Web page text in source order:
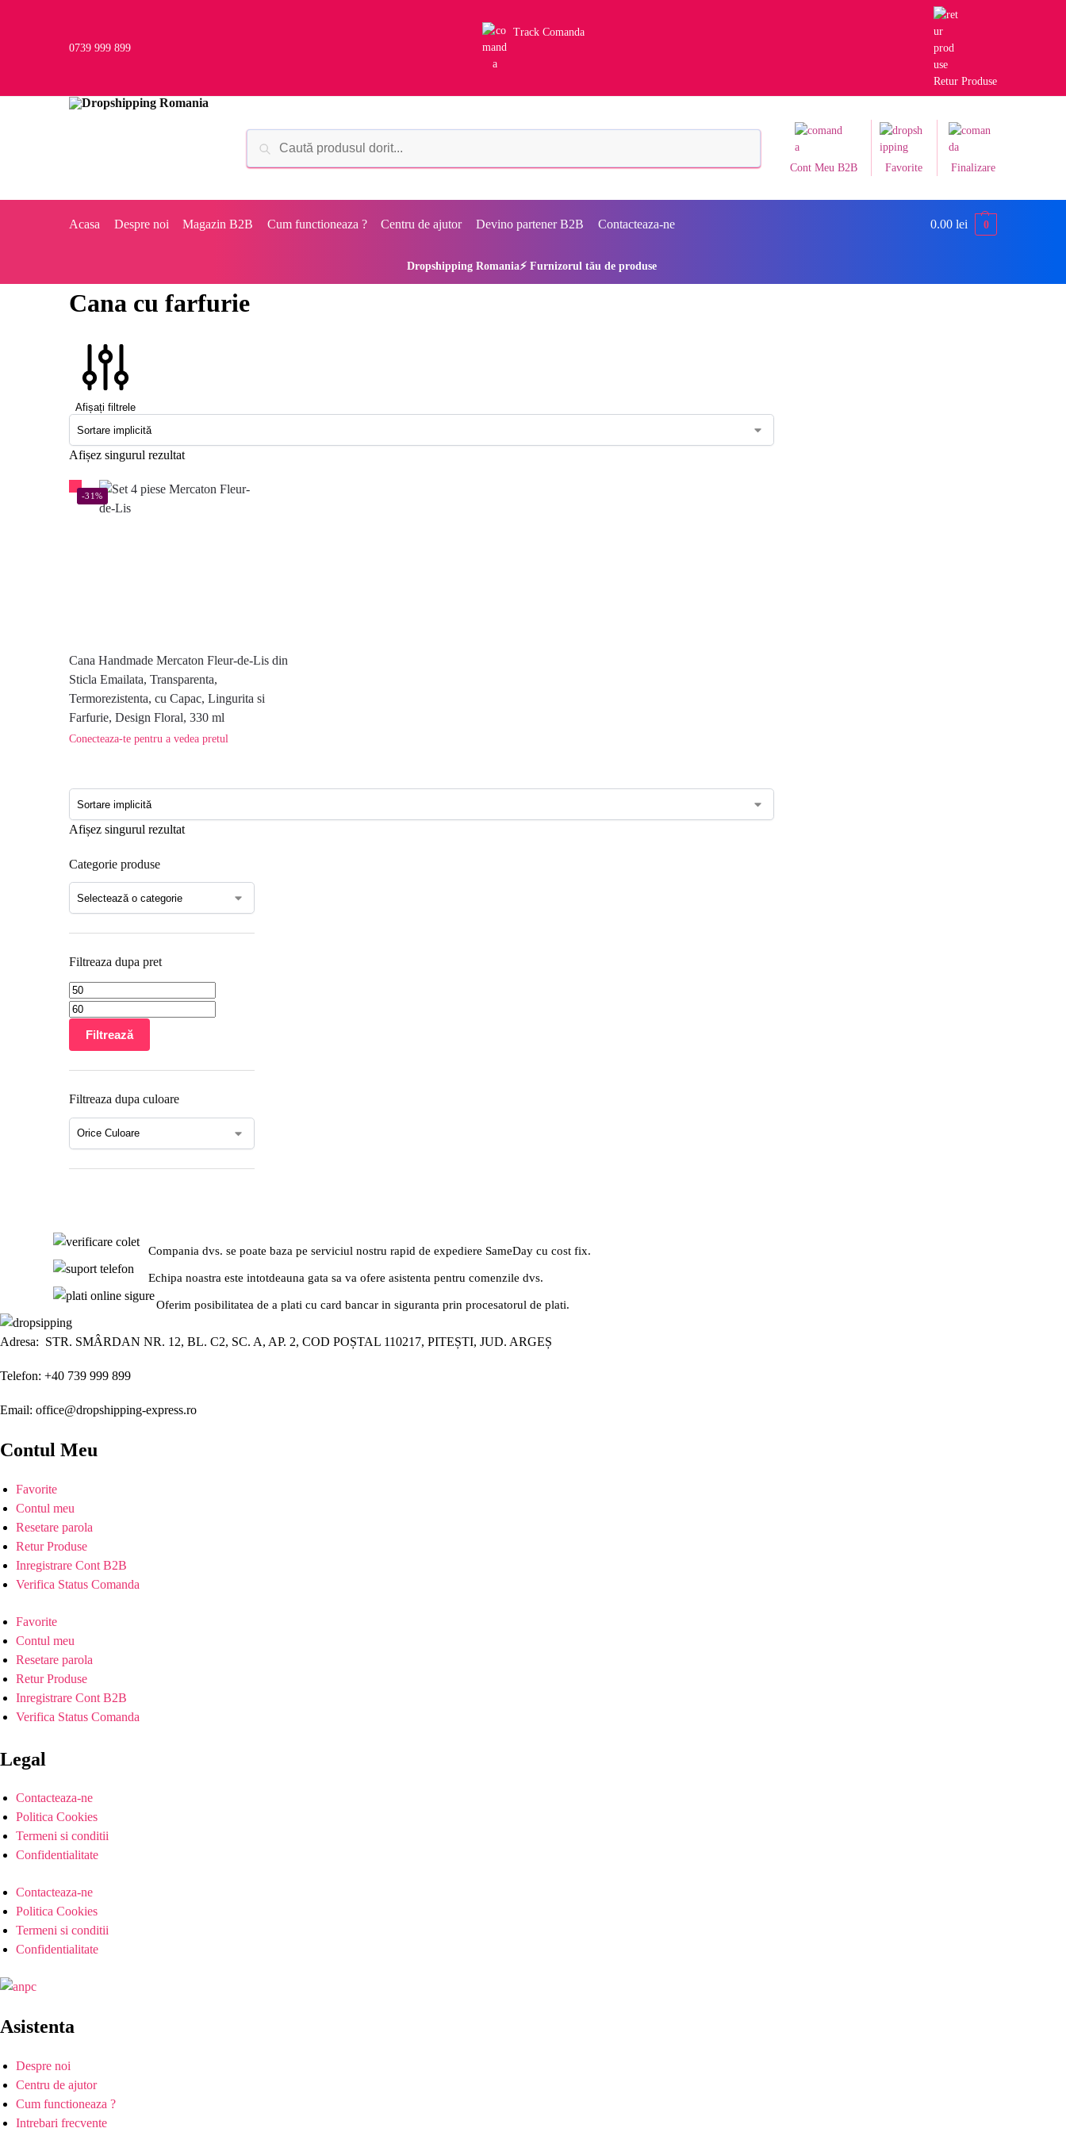
0739 999 899
Track Comanda
Retur Produse
Cont Meu B2B Favorite Finalizare
Acasa Despre noi Magazin B2B Cum functioneaza ? Centru de ajutor Devino partener B2B Contacteaza-ne 0.00 lei 0
Dropshipping Romania⚡ Furnizorul tău de produse
Cana cu farfurie
Afișați filtrele
Afișez singurul rezultat
-31%
Cana Handmade Mercaton Fleur-de-Lis din
Sticla Emailata, Transparenta,
Termorezistenta, cu Capac, Lingurita si
Farfurie, Design Floral, 330 ml
Conecteaza-te pentru a vedea pretul
Afișez singurul rezultat
Categorie produse
Filtreaza dupa pret
Filtrează
Filtreaza dupa culoare
Compania dvs. se poate baza pe serviciul nostru rapid de expediere SameDay cu cost fix.
Echipa noastra este intotdeauna gata sa va ofere asistenta pentru comenzile dvs.
Oferim posibilitatea de a plati cu card bancar in siguranta prin procesatorul de plati.
Adresa: STR. SMÂRDAN NR. 12, BL. C2, SC. A, AP. 2, COD POȘTAL 110217, PITEȘTI, JUD. ARGEȘ
Telefon: +40 739 999 899
Email: office@dropshipping-express.ro
Contul Meu
Favorite
Contul meu
Resetare parola
Retur Produse
Inregistrare Cont B2B
Verifica Status Comanda
Favorite
Contul meu
Resetare parola
Retur Produse
Inregistrare Cont B2B
Verifica Status Comanda
Legal
Contacteaza-ne
Politica Cookies
Termeni si conditii
Confidentialitate
Contacteaza-ne
Politica Cookies
Termeni si conditii
Confidentialitate
Asistenta
Despre noi
Centru de ajutor
Cum functioneaza ?
Intrebari frecvente